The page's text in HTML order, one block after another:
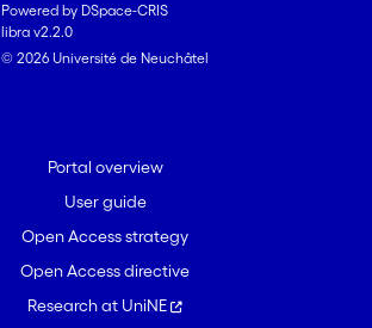
Powered by DSpace-CRIS
libra v2.2.0
© 2026 Université de Neuchâtel
Portal overview
User guide
Open Access strategy
Open Access directive
Research at UniNE